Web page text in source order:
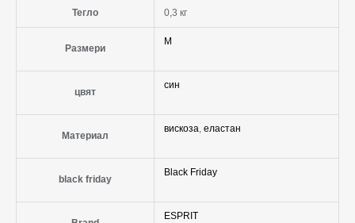
Тегло 0,3 кг
Размери
M
цвят
син
Материал
вискоза, еластан
black friday
Black Friday
ESPRIT